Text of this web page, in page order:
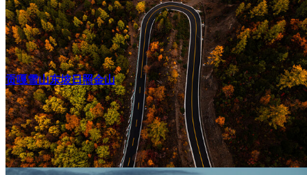
贡嘎雪山东坡日照金山